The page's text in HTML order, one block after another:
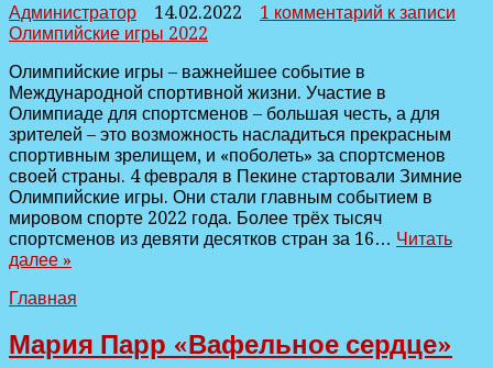
Администратор 14.02.2022 1 комментарий к записи
Олимпийские игры 2022
Олимпийские игры – важнейшее событие в
Международной спортивной жизни. Участие в
Олимпиаде для спортсменов – большая честь, а для
зрителей – это возможность насладиться прекрасным
спортивным зрелищем, и «поболеть» за спортсменов
своей страны. 4 февраля в Пекине стартовали Зимние
Олимпийские игры. Они стали главным событием в
мировом спорте 2022 года. Более трёх тысяч
спортсменов из девяти десятков стран за 16… Читать
далее »
Главная
Мария Парр «Вафельное сердце»